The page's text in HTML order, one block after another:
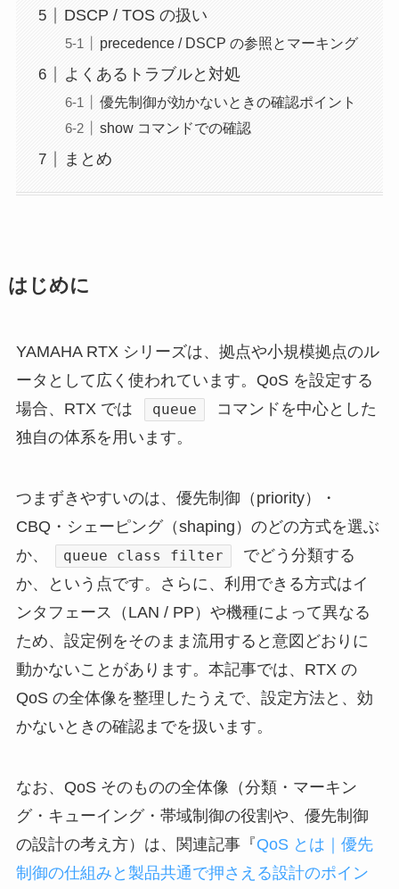
DSCP / TOS の扱い
precedence / DSCP の参照とマーキング
よくあるトラブルと対処
優先制御が効かないときの確認ポイント
show コマンドでの確認
まとめ
はじめに
YAMAHA RTX シリーズは、拠点や小規模拠点のル
ータとして広く使われています。QoS を設定する
場合、RTX では
queue
コマンドを中心とした
独自の体系を用います。
つまずきやすいのは、優先制御（priority）・
CBQ・シェーピング（shaping）のどの方式を選ぶ
か、
queue class filter
でどう分類する
か、という点です。さらに、利用できる方式はイ
ンタフェース（LAN / PP）や機種によって異なる
ため、設定例をそのまま流用すると意図どおりに
動かないことがあります。本記事では、RTX の
QoS の全体像を整理したうえで、設定方法と、効
かないときの確認までを扱います。
なお、QoS そのものの全体像（分類・マーキン
グ・キューイング・帯域制御の役割や、優先制御
の設計の考え方）は、関連記事『QoS とは｜優先
制御の仕組みと製品共通で押さえる設計のポイン